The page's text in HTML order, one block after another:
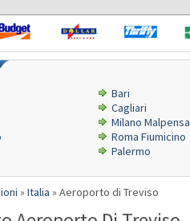
Bari
Cagliari
Milano Malpensa
Roma Fiumicino
Palermo
» Italia » Aeroporto di Treviso